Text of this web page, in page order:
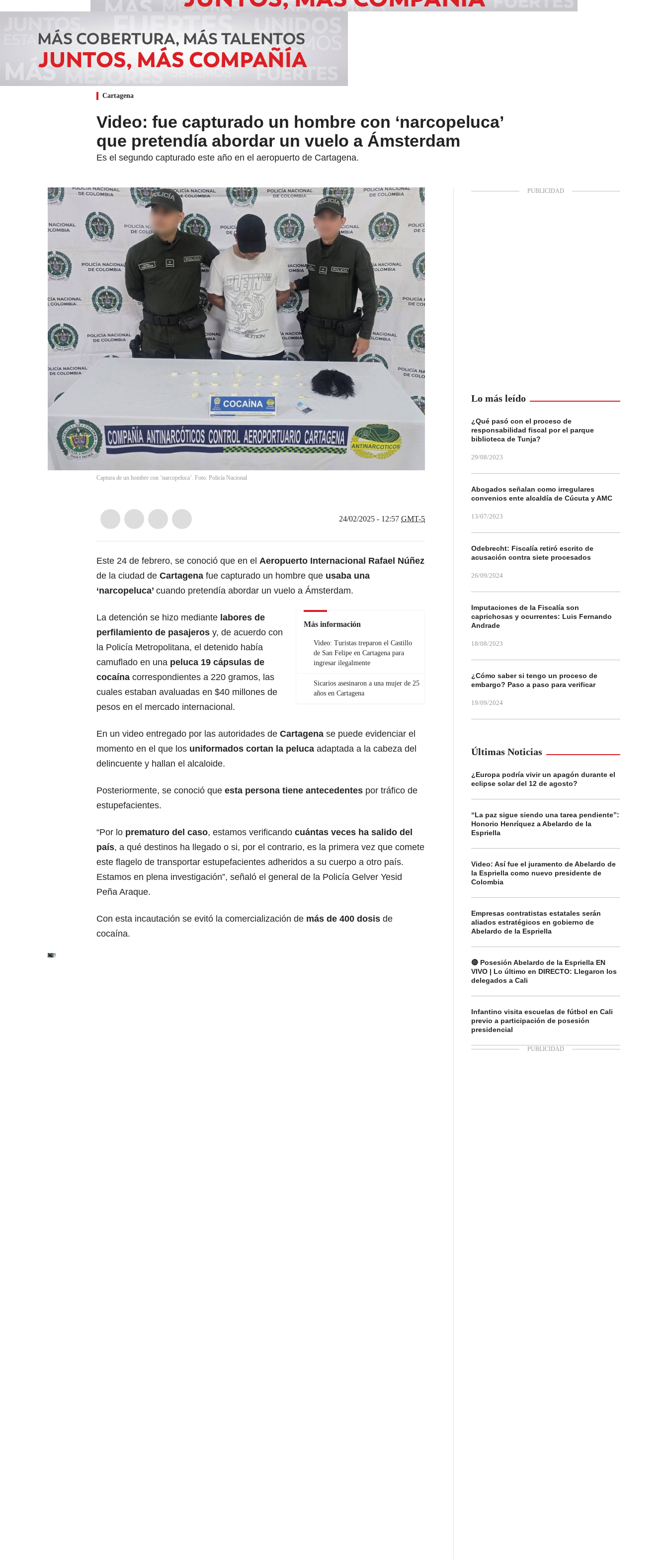
Cartagena
Video: fue capturado un hombre con ‘narcopeluca’
que pretendía abordar un vuelo a Ámsterdam
Es el segundo capturado este año en el aeropuerto de Cartagena.
Captura de un hombre con ‘narcopeluca’. Foto: Policía Nacional
24/02/2025 - 12:57 GMT-5
Este 24 de febrero, se conoció que en el Aeropuerto Internacional Rafael Núñez
de la ciudad de Cartagena fue capturado un hombre que usaba una
‘narcopeluca’ cuando pretendía abordar un vuelo a Ámsterdam.
Más información
Video: Turistas treparon el Castillo
de San Felipe en Cartagena para
ingresar ilegalmente
Sicarios asesinaron a una mujer de 25
años en Cartagena
La detención se hizo mediante labores de
perfilamiento de pasajeros y, de acuerdo con
la Policía Metropolitana, el detenido había
camuflado en una peluca 19 cápsulas de
cocaína correspondientes a 220 gramos, las
cuales estaban avaluadas en $40 millones de
pesos en el mercado internacional.
En un video entregado por las autoridades de Cartagena se puede evidenciar el
momento en el que los uniformados cortan la peluca adaptada a la cabeza del
delincuente y hallan el alcaloide.
Posteriormente, se conoció que esta persona tiene antecedentes por tráfico de
estupefacientes.
“Por lo prematuro del caso, estamos verificando cuántas veces ha salido del
país, a qué destinos ha llegado o si, por el contrario, es la primera vez que comete
este flagelo de transportar estupefacientes adheridos a su cuerpo a otro país.
Estamos en plena investigación”, señaló el general de la Policía Gelver Yesid
Peña Araque.
Con esta incautación se evitó la comercialización de más de 400 dosis de
cocaína.
Lo más leído
¿Qué pasó con el proceso de
responsabilidad fiscal por el parque
biblioteca de Tunja?
29/08/2023
Abogados señalan como irregulares
convenios ente alcaldía de Cúcuta y AMC
13/07/2023
Odebrecht: Fiscalía retiró escrito de
acusación contra siete procesados
26/09/2024
Imputaciones de la Fiscalía son
caprichosas y ocurrentes: Luis Fernando
Andrade
18/08/2023
¿Cómo saber si tengo un proceso de
embargo? Paso a paso para verificar
19/09/2024
Últimas Noticias
¿Europa podría vivir un apagón durante el
eclipse solar del 12 de agosto?
“La paz sigue siendo una tarea pendiente”:
Honorio Henríquez a Abelardo de la
Espriella
Video: Así fue el juramento de Abelardo de
la Espriella como nuevo presidente de
Colombia
Empresas contratistas estatales serán
aliados estratégicos en gobierno de
Abelardo de la Espriella
🔴 Posesión Abelardo de la Espriella EN
VIVO | Lo último en DIRECTO: Llegaron los
delegados a Cali
Infantino visita escuelas de fútbol en Cali
previo a participación de posesión
presidencial